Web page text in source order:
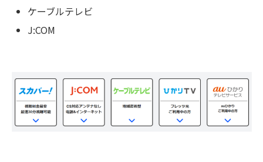
ケーブルテレビ
J:COM